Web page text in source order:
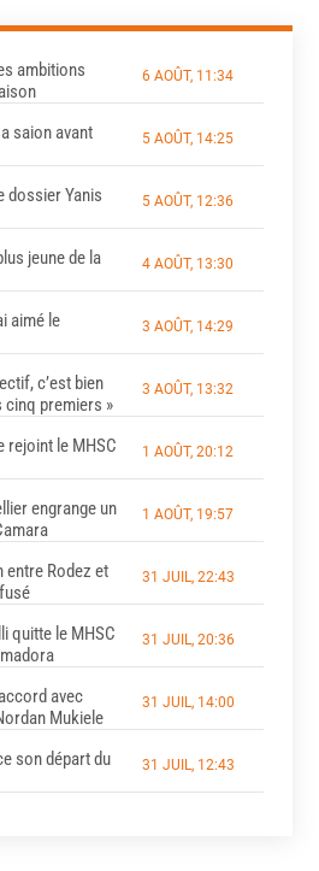
ambitions
6 AOÛT, 11:34
saion avant
5 AOÛT, 14:25
dossier Yanis
5 AOÛT, 12:36
jeune de la
4 AOÛT, 13:30
aimé le
3 AOÛT, 14:29
c’est bien
cinq premiers »
3 AOÛT, 13:32
rejoint le MHSC
1 AOÛT, 20:12
engrange un
1 AOÛT, 19:57
entre Rodez et
31 JUIL, 22:43
quitte le MHSC
31 JUIL, 20:36
avec
Mukiele
31 JUIL, 14:00
son départ du
31 JUIL, 12:43